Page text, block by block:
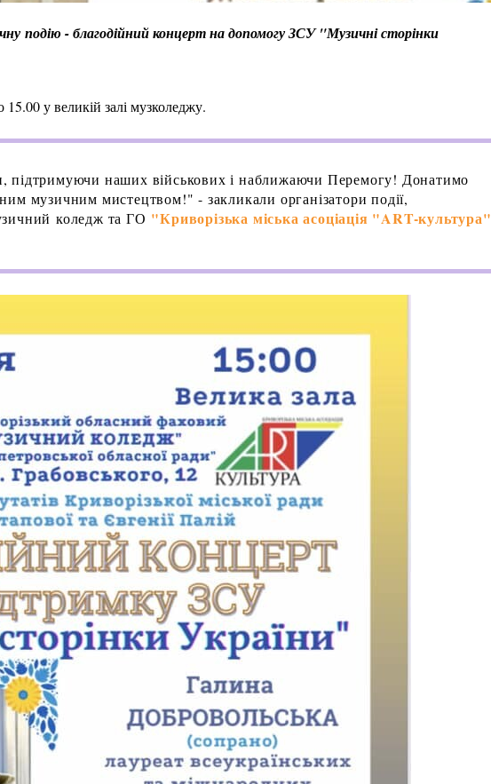
подію - благодійний концерт на допомогу ЗСУ "Музичні сторінки
у великій залі музколеджу.
наших військових і наближаючи Перемогу! Донатимо
музичним мистецтвом!" - закликали організатори події,
коледж та ГО "Криворізька міська асоціація "ART-культура"